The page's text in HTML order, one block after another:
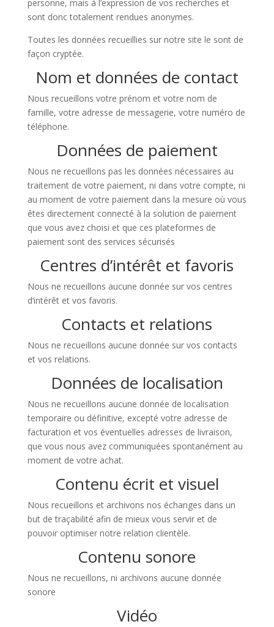
personne, mais à l’expression de vos recherches et
sont donc totalement rendues anonymes.
Toutes les données recueillies sur notre site le sont de
façon cryptée.
Nom et données de contact
Nous recueillons votre prénom et votre nom de
famille, votre adresse de messagerie, votre numéro de
téléphone.
Données de paiement
Nous ne recueillons pas les données nécessaires au
traitement de votre paiement, ni dans votre compte, ni
au moment de votre paiement dans la mesure où vous
êtes directement connecté à la solution de paiement
que vous avez choisi et que ces plateformes de
paiement sont des services sécurisés
Centres d’intérêt et favoris
Nous ne recueillons aucune donnée sur vos centres
d’intérêt et vos favoris.
Contacts et relations
Nous ne recueillons aucune donnée sur vos contacts
et vos relations.
Données de localisation
Nous ne recueillons aucune donnée de localisation
temporaire ou définitive, excepté votre adresse de
facturation et vos éventuelles adresses de livraison,
que vous nous avez communiquées spontanément au
moment de votre achat.
Contenu écrit et visuel
Nous recueillons et archivons nos échanges dans un
but de traçabilité afin de mieux vous servir et de
pouvoir optimiser notre relation clientèle.
Contenu sonore
Nous ne recueillons, ni archivons aucune donnée
sonore
Vidéo